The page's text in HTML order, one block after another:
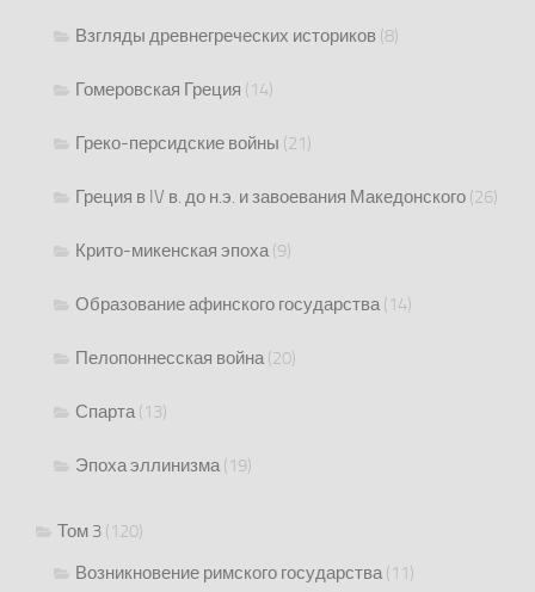
Взгляды древнегреческих историков (8)
Гомеровская Греция (14)
Греко-персидские войны (21)
Греция в IV в. до н.э. и завоевания Македонского (26)
Крито-микенская эпоха(9)
Образование афинского государства(14)
Пелопоннесская война(20)
Спарта(13)
Эпоха эллинизма(19)
Том 3 (120)
Возникновение римского государства(11)